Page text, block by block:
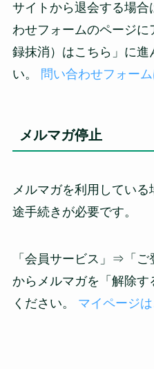
サイトから退会する場
わせフォームのページ
録抹消）はこちら」に進
い。
問い合わせフォーム
メルマガ停止
メルマガを利用している
途手続きが必要です。
「会員サービス」⇒「ご
からメルマガを「解除す
ください。 マイページは